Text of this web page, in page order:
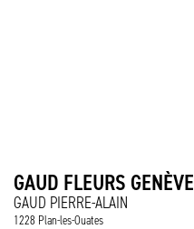
GAUD FLEURS GENÈVE
GAUD PIERRE-ALAIN
1228 Plan-les-Ouates